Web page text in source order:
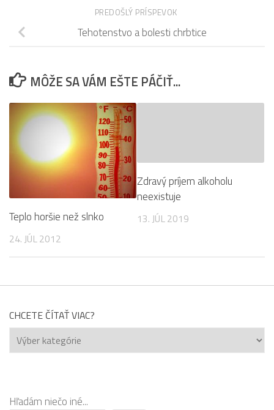
PREDOŠLÝ PRÍSPEVOK
Tehotenstvo a bolesti chrbtice
MÔŽE SA VÁM EŠTE PÁČIŤ...
Teplo horšie než slnko
24. JÚL 2012
Zdravý príjem alkoholu
neexistuje
13. JÚL 2019
CHCETE ČÍTAŤ VIAC?
Chcete
čítať
Hľadám niečo iné...